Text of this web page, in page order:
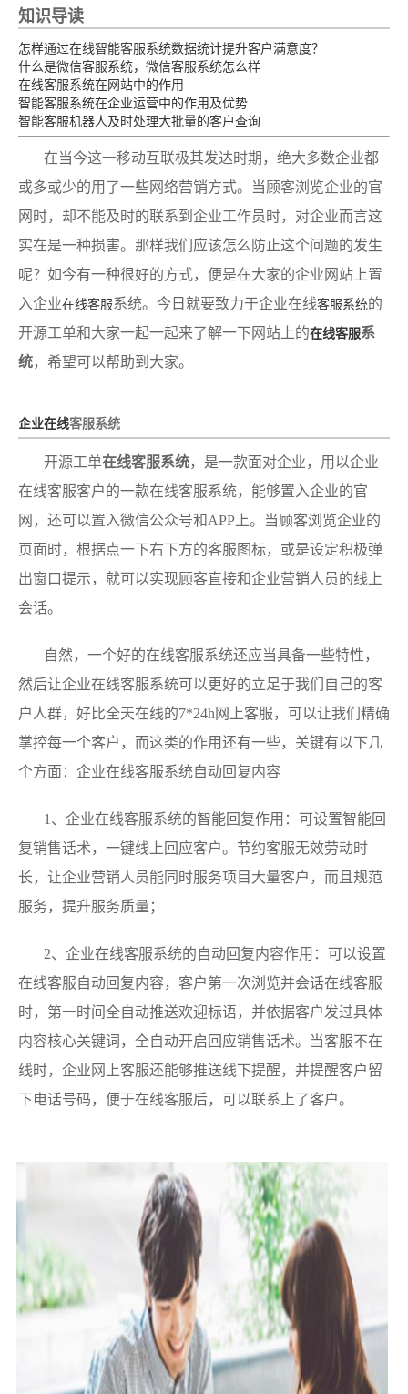
知识导读
怎样通过在线智能客服系统数据统计提升客户满意度？
什么是微信客服系统，微信客服系统怎么样
在线客服系统在网站中的作用
智能客服系统在企业运营中的作用及优势
智能客服机器人及时处理大批量的客户查询
在当今这一移动互联极其发达时期，绝大多数企业都
或多或少的用了一些网络营销方式。当顾客浏览企业的官
网时，却不能及时的联系到企业工作员时，对企业而言这
实在是一种损害。那样我们应该怎么防止这个问题的发生
呢？如今有一种很好的方式，便是在大家的企业网站上置
入企业在线客服 系统。今日就要致力于企业在线客服系统的
开源工单和大家一起一起来了解一下网站上的在线客服系
统，希望可以帮助到大家。
企业在线客服系统
开源工单在线客服系统，是一款面对企业，用以企业
在线客服客户的一款在线客服系统，能够置入企业的官
网，还可以置入微信公众号和APP上。当顾客浏览企业的
页面时，根据点一下右下方的客服图标，或是设定积极弹
出窗口提示，就可以实现顾客直接和企业营销人员的线上
会话。
自然，一个好的在线客服系统还应当具备一些特性，
然后让企业在线客服系统可以更好的立足于我们自己的客
户人群，好比全天在线的7*24h网上客服，可以让我们精确
掌控每一个客户，而这类的作用还有一些，关键有以下几
个方面：企业在线客服系统自动回复内容
1、企业在线客服系统的智能回复作用：可设置智能回
复销售话术，一键线上回应客户。节约客服无效劳动时
长，让企业营销人员能同时服务项目大量客户，而且规范
服务，提升服务质量；
2、企业在线客服系统的自动回复内容作用：可以设置
在线客服自动回复内容，客户第一次浏览并会话在线客服
时，第一时间全自动推送欢迎标语，并依据客户发过具体
内容核心关键词，全自动开启回应销售话术。当客服不在
线时，企业网上客服还能够推送线下提醒，并提醒客户留
下电话号码，便于在线客服后，可以联系上了客户。